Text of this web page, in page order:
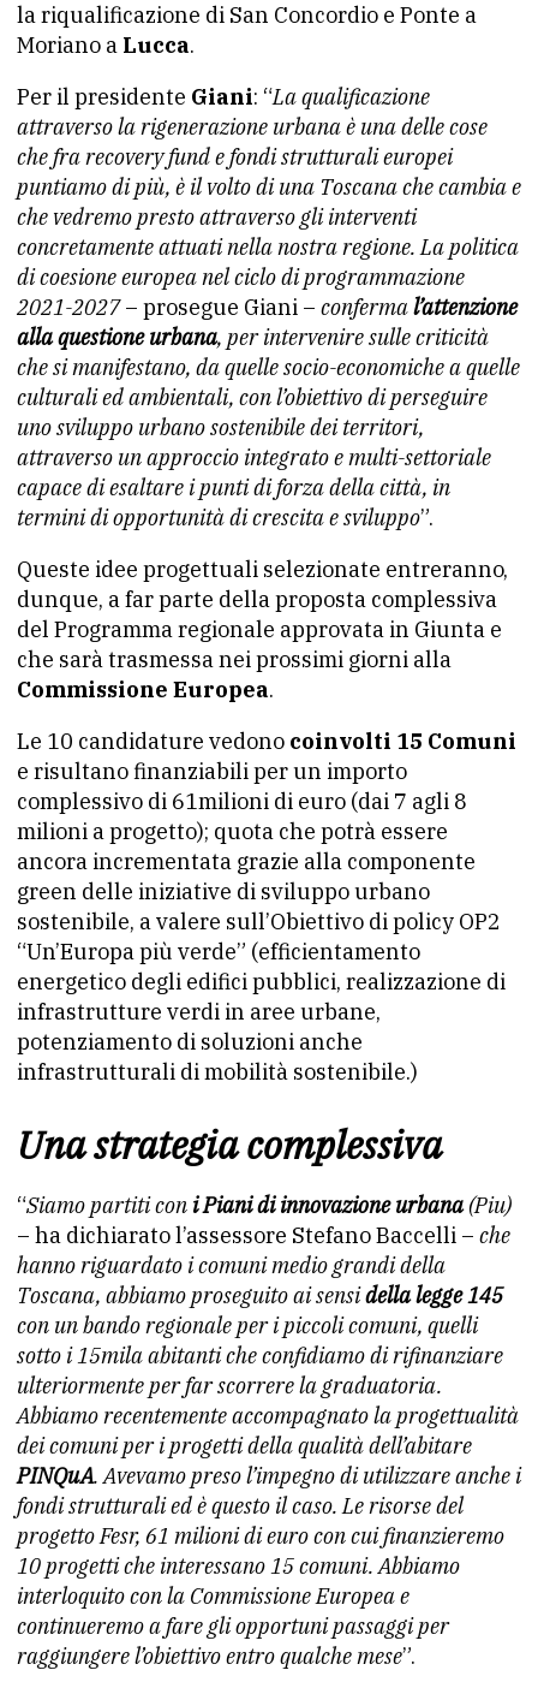
la riqualificazione di San Concordio e Ponte a
Moriano a Lucca.
Per il presidente Giani: “La qualificazione
attraverso la rigenerazione urbana è una delle cose
che fra recovery fund e fondi strutturali europei
puntiamo di più, è il volto di una Toscana che cambia e
che vedremo presto attraverso gli interventi
concretamente attuati nella nostra regione. La politica
di coesione europea nel ciclo di programmazione
2021-2027– prosegue Giani – confermal’attenzione
alla questione urbana, per intervenire sulle criticità
che si manifestano, da quelle socio-economiche a quelle
culturali ed ambientali, con l’obiettivo di perseguire
uno sviluppo urbano sostenibile dei territori,
attraverso un approccio integrato e multi-settoriale
capace di esaltare i punti di forza della città, in
termini di opportunità di crescita e sviluppo”.
Queste idee progettuali selezionate entreranno,
dunque, a far parte della proposta complessiva
del Programma regionale approvata in Giunta e
che sarà trasmessa nei prossimi giorni alla
Commissione Europea.
Le 10 candidature vedono coinvolti 15 Comuni
e risultano finanziabili per un importo
complessivo di 61milioni di euro (dai 7 agli 8
milioni a progetto); quota che potrà essere
ancora incrementata grazie alla componente
green delle iniziative di sviluppo urbano
sostenibile, a valere sull’Obiettivo di policy OP2
“Un’Europa più verde” (efficientamento
energetico degli edifici pubblici, realizzazione di
infrastrutture verdi in aree urbane,
potenziamento di soluzioni anche
infrastrutturali di mobilità sostenibile.)
Una strategia complessiva
“Siamo partiti con i Piani di innovazione urbana(Piu)
– ha dichiarato l’assessore Stefano Baccelli – che
hanno riguardato i comuni medio grandi della
Toscana, abbiamo proseguito ai sensidella legge 145
con un bando regionale per i piccoli comuni, quelli
sotto i 15mila abitanti che confidiamo di rifinanziare
ulteriormente per far scorrere la graduatoria.
Abbiamo recentemente accompagnato la progettualità
dei comuni per i progetti della qualità dell’abitare
PINQuA. Avevamo preso l’impegno di utilizzare anche i
fondi strutturali ed è questo il caso. Le risorse del
progetto Fesr, 61 milioni di euro con cui finanzieremo
10 progetti che interessano 15 comuni. Abbiamo
interloquito con la Commissione Europea e
continueremo a fare gli opportuni passaggi per
raggiungere l’obiettivo entro qualche mese”.